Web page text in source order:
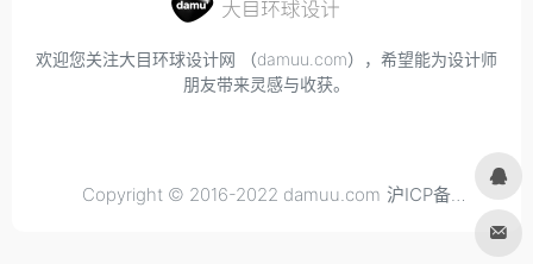
欢迎您关注大目环球设计网 （damuu.com），希望能为设计师
朋友带来灵感与收获。
Copyright © 2016-2022 damuu.com 沪ICP备